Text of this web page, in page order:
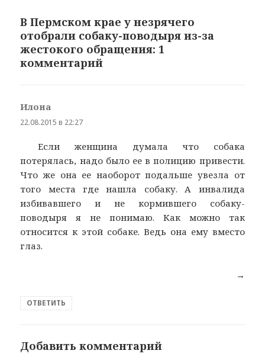
В Пермском крае у незрячего
отобрали собаку-поводыря из-за
жестокого обращения: 1
комментарий
Илона
22.08.2015 в 22:27
Если женщина думала что собака
потерялась, надо было ее в полицию привести.
Что же она ее наоборот подальше увезла от
того места где нашла собаку. А инвалида
избивавшего и не кормившего собаку-
поводыря я не понимаю. Как можно так
относится к этой собаке. Ведь она ему вместо
глаз.
→
ОТВЕТИТЬ
Добавить комментарий